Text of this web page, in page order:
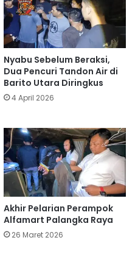
Nyabu Sebelum Beraksi,
Dua Pencuri Tandon Air di
Barito Utara Diringkus
4 April 2026
Akhir Pelarian Perampok
Alfamart Palangka Raya
26 Maret 2026